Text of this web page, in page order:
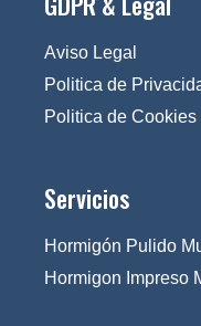
Aviso Legal
Politica de
Politica de Cookies
Servicios
Hormigón Pulido
Hormigon Impreso